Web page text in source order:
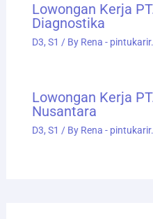
Lowongan Kerja
Diagnostika
D3, S1 / By Rena -
Lowongan Kerja
Nusantara
D3, S1 / By Rena -